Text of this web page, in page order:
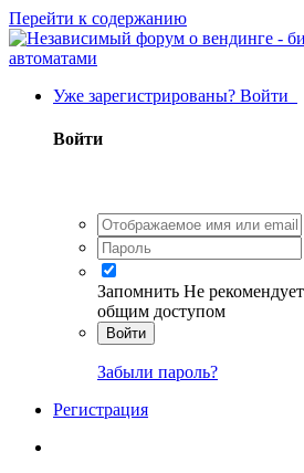
Перейти к содержанию
Уже зарегистрированы? Войти
Войти
Запомнить Не
общим доступом
Войти
Забыли пароль?
Регистрация